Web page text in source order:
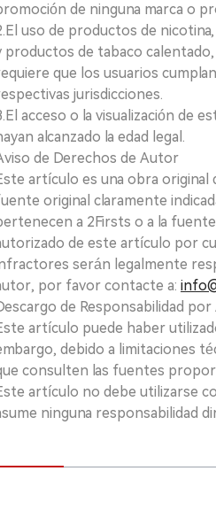
de ninguna marca o
uso de productos de
productos de tabaco
que los usuarios
jurisdicciones.
acceso o la visualización de
alcanzado la edad legal.
de Derechos de Autor
artículo es una obra
original claramente
a 2Firsts o a la
de este artículo por
serán legalmente
por favor contacte a:
de Responsabilidad
artículo puede haber
debido a limitaciones
consulten las fuentes
artículo no debe utilizarse
ninguna responsabilidad